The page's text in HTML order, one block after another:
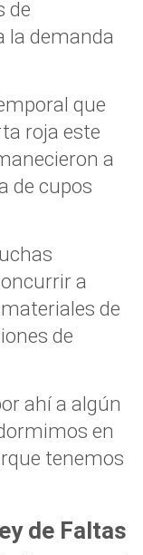
de
la demanda
que
roja este
a
de cupos
a
de
de
ahí a algún
en
tenemos
de Faltas